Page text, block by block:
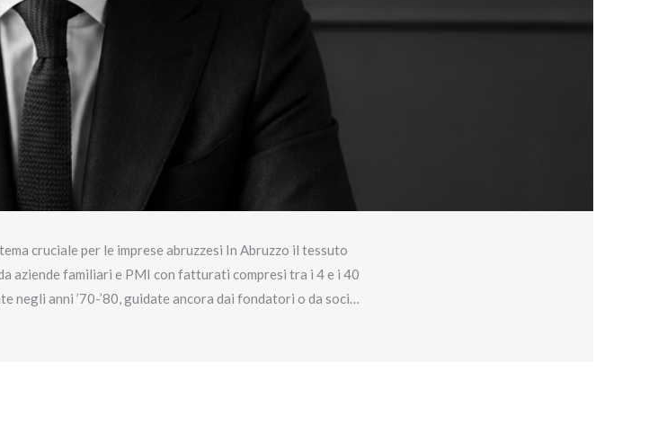
cruciale per le imprese abruzzesi In Abruzzo il tessuto
aziende familiari e PMI con fatturati compresi tra i 4 e i 40
negli anni ’70-’80, guidate ancora dai fondatori o da soci…